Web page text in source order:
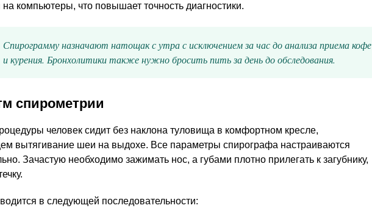
на компьютеры, что повышает точность диагностики.
Спирограмму назначают натощак с утра с исключением за час до анализа приема кофе
и курения. Бронхолитики также нужно бросить пить за день до обследования.
спирометрии
человек сидит без наклона туловища в комфортном кресле,
вытягивание шеи на выдохе. Все параметры спирографа настраиваются
Зачастую необходимо зажимать нос, а губами плотно прилегать к загубнику,
в следующей последовательности: